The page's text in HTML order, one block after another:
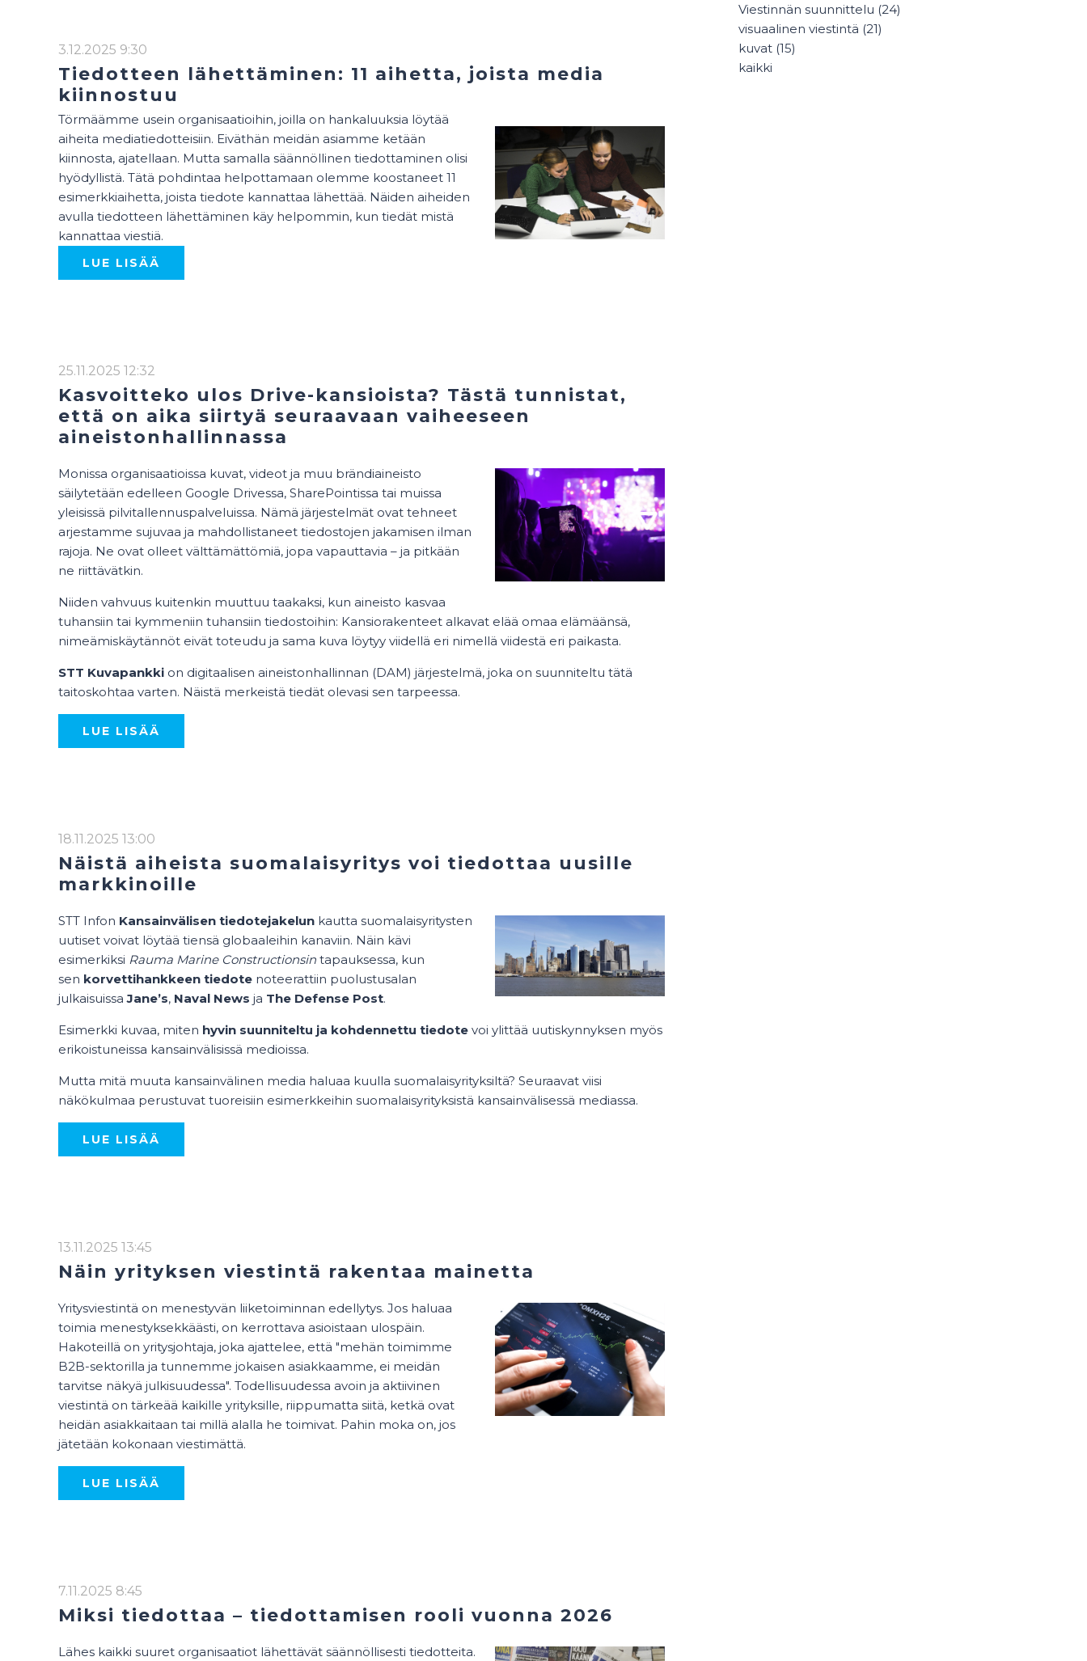
3.12.2025 9:30
Tiedotteen lähettäminen: 11 aihetta, joista media
kiinnostuu
Törmäämme usein organisaatioihin, joilla on hankaluuksia löytää
aiheita mediatiedotteisiin. Eiväthän meidän asiamme ketään
kiinnosta, ajatellaan. Mutta samalla säännöllinen tiedottaminen olisi
hyödyllistä. Tätä pohdintaa helpottamaan olemme koostaneet 11
esimerkkiaihetta, joista tiedote kannattaa lähettää. Näiden aiheiden
avulla tiedotteen lähettäminen käy helpommin, kun tiedät mistä
kannattaa viestiä.
LUE LISÄÄ
25.11.2025 12:32
Kasvoitteko ulos Drive-kansioista? Tästä tunnistat,
että on aika siirtyä seuraavaan vaiheeseen
aineistonhallinnassa
Monissa organisaatioissa kuvat, videot ja muu brändiaineisto
säilytetään edelleen Google Drivessa, SharePointissa tai muissa
yleisissä pilvitallennuspalveluissa. Nämä järjestelmät ovat tehneet
arjestamme sujuvaa ja mahdollistaneet tiedostojen jakamisen ilman
rajoja. Ne ovat olleet välttämättömiä, jopa vapauttavia – ja pitkään
ne riittävätkin.
Niiden vahvuus kuitenkin muuttuu taakaksi, kun aineisto kasvaa
tuhansiin tai kymmeniin tuhansiin tiedostoihin: Kansiorakenteet alkavat elää omaa elämäänsä,
nimeämiskäytännöt eivät toteudu ja sama kuva löytyy viidellä eri nimellä viidestä eri paikasta.
STT Kuvapankki on digitaalisen aineistonhallinnan (DAM) järjestelmä, joka on suunniteltu tätä
taitoskohtaa varten. Näistä merkeistä tiedät olevasi sen tarpeessa.
LUE LISÄÄ
18.11.2025 13:00
Näistä aiheista suomalaisyritys voi tiedottaa uusille
markkinoille
STT Infon Kansainvälisen tiedotejakelun kautta suomalaisyritysten
uutiset voivat löytää tiensä globaaleihin kanaviin. Näin kävi
esimerkiksi Rauma Marine Constructionsin tapauksessa, kun
sen korvettihankkeen tiedote noteerattiin puolustusalan
julkaisuissaJane’s, Naval News ja The Defense Post.
Esimerkki kuvaa, miten hyvin suunniteltu ja kohdennettu tiedote voi ylittää uutiskynnyksen myös
erikoistuneissa kansainvälisissä medioissa.
Mutta mitä muuta kansainvälinen media haluaa kuulla suomalaisyrityksiltä? Seuraavat viisi
näkökulmaa perustuvat tuoreisiin esimerkkeihin suomalaisyrityksistä kansainvälisessä mediassa.
LUE LISÄÄ
13.11.2025 13:45
Näin yrityksen viestintä rakentaa mainetta
Yritysviestintä on menestyvän liiketoiminnan edellytys. Jos haluaa
toimia menestyksekkäästi, on kerrottava asioistaan ulospäin.
Hakoteillä on yritysjohtaja, joka ajattelee, että "mehän toimimme
B2B-sektorilla ja tunnemme jokaisen asiakkaamme, ei meidän
tarvitse näkyä julkisuudessa". Todellisuudessa avoin ja aktiivinen
viestintä on tärkeää kaikille yrityksille, riippumatta siitä, ketkä ovat
heidän asiakkaitaan tai millä alalla he toimivat. Pahin moka on, jos
jätetään kokonaan viestimättä.
LUE LISÄÄ
7.11.2025 8:45
Miksi tiedottaa – tiedottamisen rooli vuonna 2026
Lähes kaikki suuret organisaatiot lähettävät säännöllisesti tiedotteita.
Viestinnän suunnittelu (24)
visuaalinen viestintä (21)
kuvat (15)
kaikki